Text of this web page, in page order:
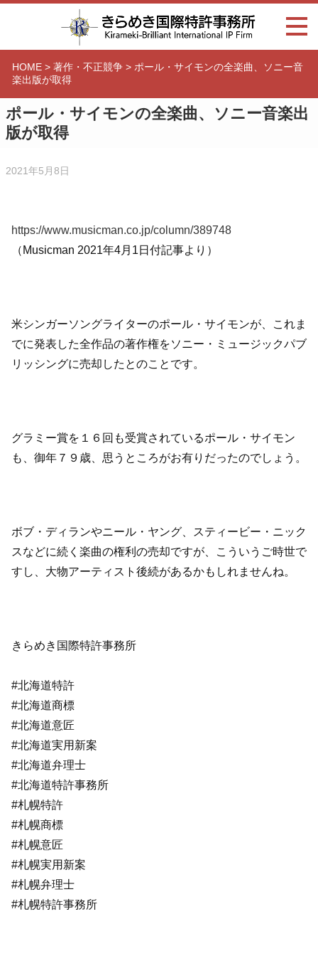
HOME> 著作・不正競争> ポール・サイモンの全楽曲、ソニー音
楽出版が取得
ポール・サイモンの全楽曲、ソニー音楽出
版が取得
2021年5月8日
https://www.musicman.co.jp/column/389748
（Musicman 2021年4月1日付記事より）
米シンガーソングライターのポール・サイモンが、これま
でに発表した全作品の著作権をソニー・ミュージックパブ
リッシングに売却したとのことです。
グラミー賞を１６回も受賞されているポール・サイモン
も、御年７９歳、思うところがお有りだったのでしょう。
ボブ・ディランやニール・ヤング、スティービー・ニック
スなどに続く楽曲の権利の売却ですが、こういうご時世で
すし、大物アーティスト後続があるかもしれませんね。
きらめき国際特許事務所
#北海道特許
#北海道商標
#北海道意匠
#北海道実用新案
#北海道弁理士
#北海道特許事務所
#札幌特許
#札幌商標
#札幌意匠
#札幌実用新案
#札幌弁理士
#札幌特許事務所